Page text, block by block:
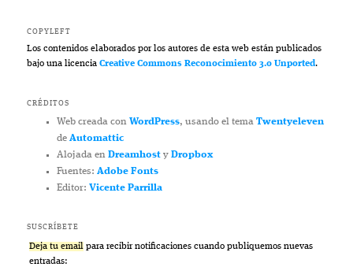
COPYLEFT
Los contenidos elaborados por los autores de esta web están publicados
bajo una licenciaCreative Commons Reconocimiento 3.0 Unported.
CRÉDITOS
Web creada con WordPress, usando el tema Twentyeleven
de Automattic
Alojada en Dreamhosty Dropbox
Fuentes: Adobe Fonts
Editor: Vicente Parrilla
SUSCRÍBETE
Deja tu email para recibir notificaciones cuando publiquemos nuevas
entradas: